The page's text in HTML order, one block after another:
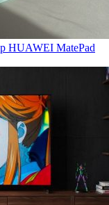
HUAWEI MatePad